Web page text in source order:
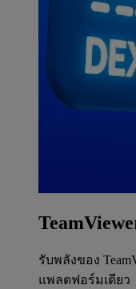
รับพลังของ
แพลตฟอร์มเดียว